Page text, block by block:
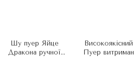
Шу пуер Яйце
Дракона ручної
Пуер